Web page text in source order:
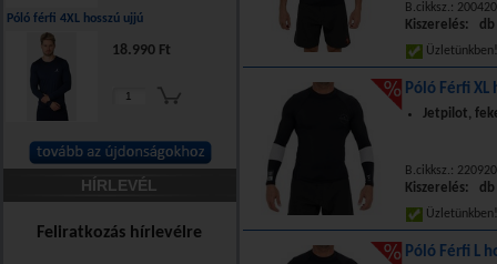
Póló férfi 4XL hosszú ujjú
18.990 Ft
HÍRLEVÉL
Feliratkozás hírlevélre
B.cikksz.:
Kiszerelés: db
Póló Férfi XL
Jetpilot,
B.cikksz.:
Kiszerelés: db
Póló Férfi L